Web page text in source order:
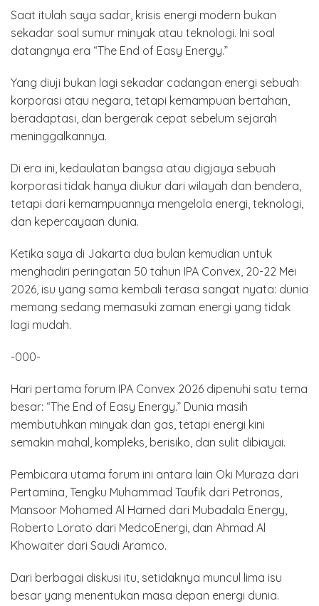
Saat itulah saya sadar, krisis energi modern bukan
sekadar soal sumur minyak atau teknologi. Ini soal
datangnya era “The End of Easy Energy.”
Yang diuji bukan lagi sekadar cadangan energi sebuah
korporasi atau negara, tetapi kemampuan bertahan,
beradaptasi, dan bergerak cepat sebelum sejarah
meninggalkannya.
Di era ini, kedaulatan bangsa atau digjaya sebuah
korporasi tidak hanya diukur dari wilayah dan bendera,
tetapi dari kemampuannya mengelola energi, teknologi,
dan kepercayaan dunia.
Ketika saya di Jakarta dua bulan kemudian untuk
menghadiri peringatan 50 tahun IPA Convex, 20-22 Mei
2026, isu yang sama kembali terasa sangat nyata: dunia
memang sedang memasuki zaman energi yang tidak
lagi mudah.
-000-
Hari pertama forum IPA Convex 2026 dipenuhi satu tema
besar: “The End of Easy Energy.” Dunia masih
membutuhkan minyak dan gas, tetapi energi kini
semakin mahal, kompleks, berisiko, dan sulit dibiayai.
Pembicara utama forum ini antara lain Oki Muraza dari
Pertamina, Tengku Muhammad Taufik dari Petronas,
Mansoor Mohamed Al Hamed dari Mubadala Energy,
Roberto Lorato dari MedcoEnergi, dan Ahmad Al
Khowaiter dari Saudi Aramco.
Dari berbagai diskusi itu, setidaknya muncul lima isu
besar yang menentukan masa depan energi dunia.